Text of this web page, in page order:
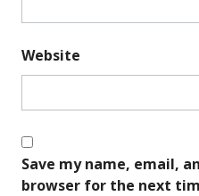
Website
Save my name, email,
browser for the next